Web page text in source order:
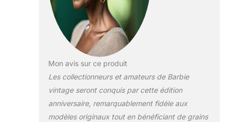
en pierre de soie :
pour la première
fois, Midge
dispose d'un
Silkstone,
améliorant la
l'authenticité de
cette poupée de
collection. Détails
Mon avis sur ce produit
Les collectionneurs et amateurs de Barbie
vintage seront conquis par cette édition
anniversaire, remarquablement fidèle aux
modèles originaux tout en bénéficiant de grains